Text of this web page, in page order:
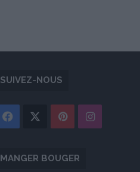
SUIVEZ-NOUS
Facebook PinterestInstagram
MANGER BOUGER